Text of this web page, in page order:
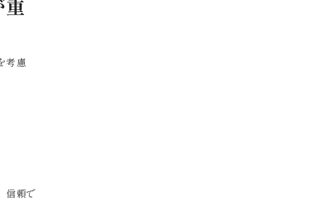
考慮
信頼で